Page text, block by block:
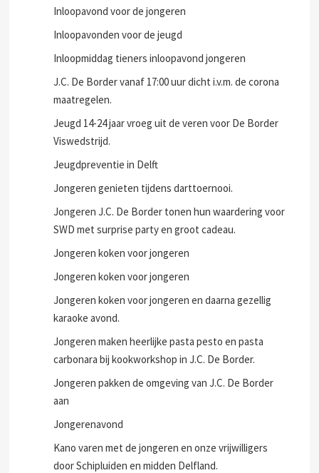
Inloopavond voor de jongeren
Inloopavonden voor de jeugd
Inloopmiddag tieners inloopavond jongeren
J.C. De Border vanaf 17:00 uur dicht i.v.m. de corona
maatregelen.
Jeugd 14-24 jaar vroeg uit de veren voor De Border
Viswedstrijd.
Jeugdpreventie in Delft
Jongeren genieten tijdens darttoernooi.
Jongeren J.C. De Border tonen hun waardering voor
SWD met surprise party en groot cadeau.
Jongeren koken voor jongeren
Jongeren koken voor jongeren
Jongeren koken voor jongeren en daarna gezellig
karaoke avond.
Jongeren maken heerlijke pasta pesto en pasta
carbonara bij kookworkshop in J.C. De Border.
Jongeren pakken de omgeving van J.C. De Border
aan
Jongerenavond
Kano varen met de jongeren en onze vrijwilligers
door Schipluiden en midden Delfland.